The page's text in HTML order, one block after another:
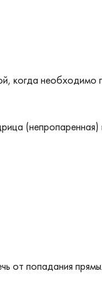
когда необходимо
от попадания